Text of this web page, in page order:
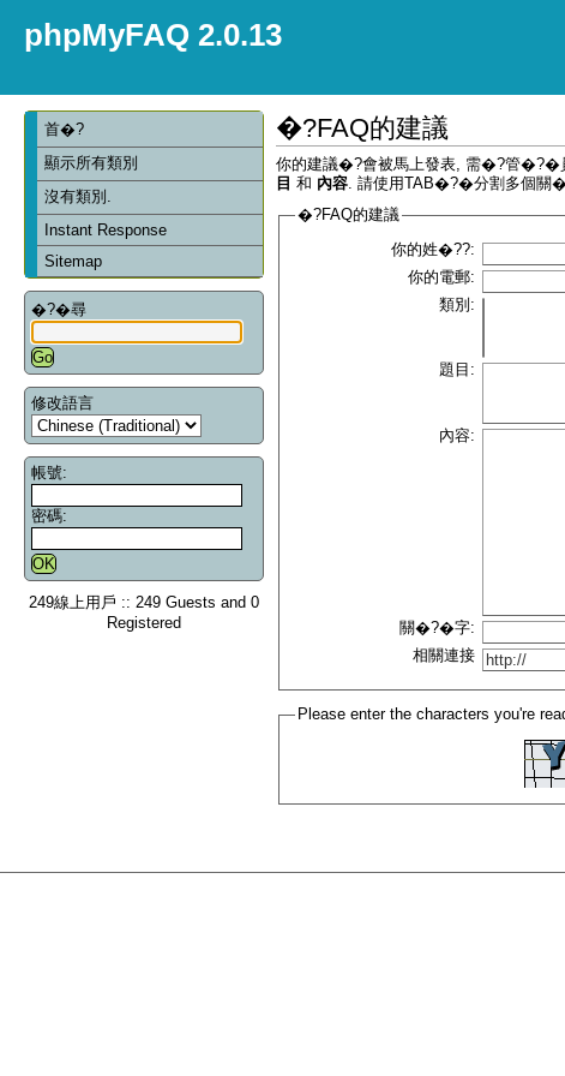
phpMyFAQ 2.0.13
首�?
顯示所有類別
沒有類別.
Instant Response
Sitemap
�?�尋
修改語言
帳號:
密碼:
249線上用戶 :: 249 Guests and 0
Registered
�?FAQ的建議
你的建議�?會被馬上發表, 需�?管�?�
目 和 內容 . 請使用TAB�?�分割多個關
�?FAQ的建議
你的姓�??:
你的電郵:
類別:
題目:
內容:
關�?�字:
相關連接
Please enter the characters you're